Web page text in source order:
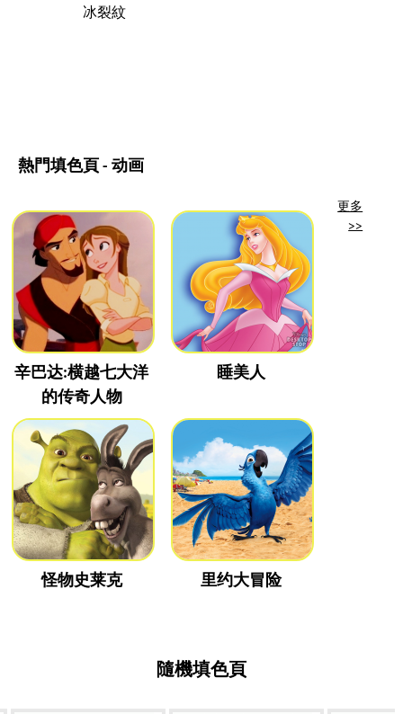
冰裂紋
熱門填色頁 - 动画
辛巴达:横越七大洋
的传奇人物
睡美人
怪物史莱克 里约大冒险
更多
>>
隨機填色頁